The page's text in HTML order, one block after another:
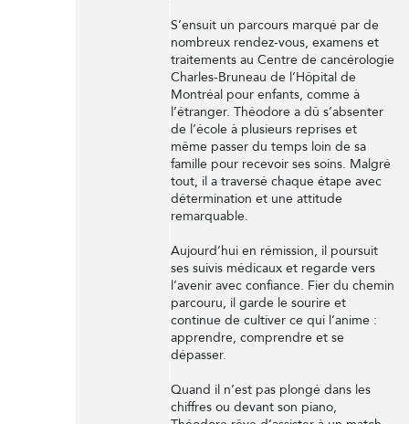
S’ensuit un parcours marqué par de
nombreux rendez-vous, examens et
traitements au Centre de cancérologie
Charles-Bruneau de l’Hôpital de
Montréal pour enfants, comme à
l’étranger. Théodore a dû s’absenter
de l’école à plusieurs reprises et
même passer du temps loin de sa
famille pour recevoir ses soins. Malgré
tout, il a traversé chaque étape avec
détermination et une attitude
remarquable.
Aujourd’hui en rémission, il poursuit
ses suivis médicaux et regarde vers
l’avenir avec confiance. Fier du chemin
parcouru, il garde le sourire et
continue de cultiver ce qui l’anime :
apprendre, comprendre et se
dépasser.
Quand il n’est pas plongé dans les
chiffres ou devant son piano,